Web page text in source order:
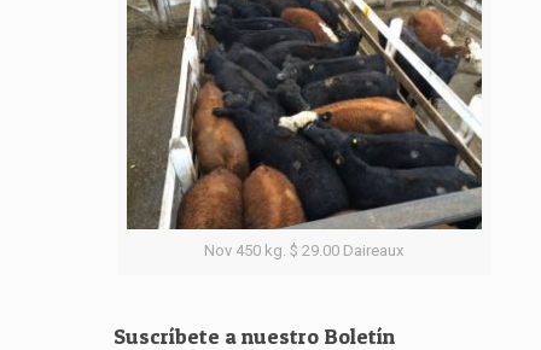
Nov 450 kg. $ 29.00 Daireaux
Suscríbete a nuestro Boletín